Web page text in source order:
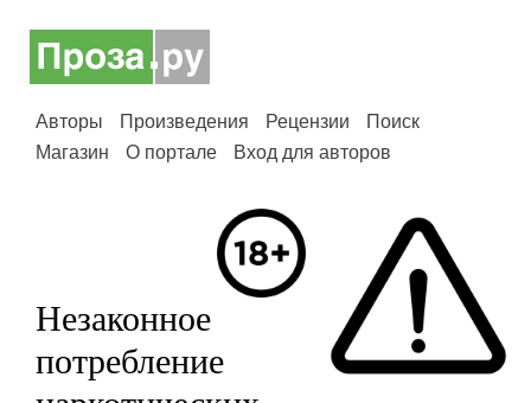
Авторы Произведения Рецензии
Поиск
Магазин
О портале Вход для авторов
Незаконное
потребление